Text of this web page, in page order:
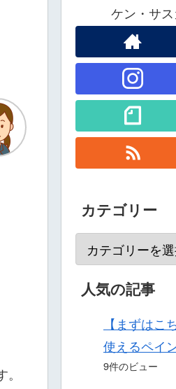
ケン・サ
カテゴリー
人気の記事
【まずはこ
使えるペイ
9件のビュー